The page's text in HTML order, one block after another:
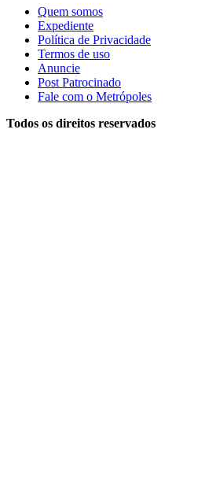
Quem somos
Expediente
Política de Privacidade
Termos de uso
Anuncie
Post Patrocinado
Fale com o Metrópoles
Todos os direitos reservados